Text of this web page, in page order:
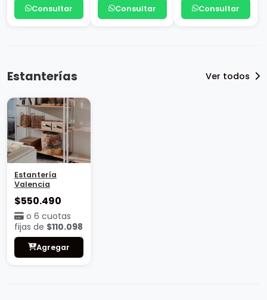
Consultar Consultar Consultar
Estanterías Ver todos
Estantería
Valencia
$550.490
o 6 cuotas
fijas de $110.098
Agregar